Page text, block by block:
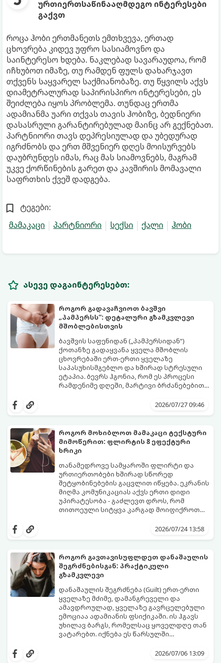
ურთიერთსაწინააღმდეგო ინტერესები
გაქვთ
როცა ჰობი ერთმანეთს ემთხვევა, ერთად
ცხოვრება კიდევ უფრო სასიამოვნო და
საინტერესო ხდება. ნაკლებად სავარაუდოა, რომ
იჩხუბოთ იმაზე, თუ რამდენ ფულს დახარჯავთ
თქვენს საყვარელ საქმიანობაზე. თუ წყვილს აქვს
დიამეტრალურად საპირისპირო ინტერესები, ეს
შეიძლება იყოს პრობლემა. თუნდაც ერთმა
ადამიანმა უარი თქვას თავის ჰობიზე, ბედნიერი
დასასრული გარანტირებულად მაინც არ გექნებათ.
პარტნიორი თავს დეპრესიულად და უბედურად
იგრძნობს და ერთ მშვენიერ დღეს მოისურვებს
დაუბრუნდეს იმას, რაც მას სიამოვნებს, მაგრამ
უკვე ქორწინების გარეთ და კავშირის მომავალი
საფრთხის ქვეშ დადგება.
ტეგები:
მამაკაცი
პარტნიორი სექსი ქალი ჰობი
ასევე დაგაინტერესებთ:
როგორ გადავაჩვიოთ ბავშვი
„პამპერსს“: დეტალური გზამკვლევი
მშობლებისთვის
ბავშვის საფენიდან („პამპერსიდან“)
ქოთანზე გადაყვანა ყველა მშობლის
ცხოვრებაში ერთ-ერთი ყველაზე
საპასუხისმგებლო და ხშირად სტრესული
ეტაპია. ბევრს ჰგონია, რომ ეს პროცესი
რამდენიმე დღეში, მარტივი ბრძანებებით
ფიზიოლოგიური და ფსიქოლოგიური
მოთმინებას მოითხოვს.
როგორ გახადოთ ეს პროცესი2026/07/27 09:46
როგორ მოხიბლოთ მამაკაცი ტექსტური
მიმოწერით: ფლირტის 8 ეფექტური
ხრიკი
თანამედროვე სამყაროში ფლირტი და
ურთიერთობები ხშირად სწორედ
შეტყობინებების გაცვლით იწყება. ეკრანის
მიღმა კომუნიკაციას აქვს ერთი დიდი
უპირატესობა - გაძლევთ დროს, რომ
თითოეული სიტყვა კარგად მოიფიქროთ
მოაცილოს და მოუთმენლად ელოდოს
წესი:
2026/07/24 13:58
როგორ გავთავისუფლდეთ დანაშაულის
შეგრძნებისგან: პრაქტიკული
გზამკვლევი
დანაშაულის შეგრძნება (Guilt) ერთ-ერთი
ყველაზე მძიმე, დამანგრეველი და
ამავდროულად, ყველაზე გავრცელებული
ემოციაა ადამიანის ფსიქიკაში. ის ჰგავს
უხილავ ბარგს, რომელსაც ყოველდღე თან
ვატარებთ. იქნება ეს წარსულში
ტკენა, ოჯახის წევრებისთვის
დანაშაულის გრძნობას აქვს თავისი
2026/07/06 13:09